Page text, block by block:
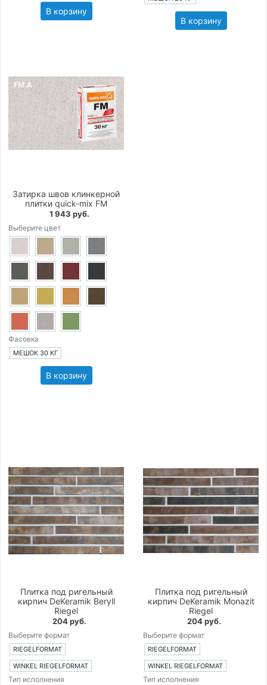
В корзину
В корзину
Затирка швов клинкерной
плитки quick-mix FM
1 943 руб.
Выберите цвет
Фасовка
МЕШОК 30 КГ
В корзину
Плитка под ригельный
кирпич DeKeramik Beryll
Riegel
204 руб.
Выберите формат
RIEGELFORMAT
WINKEL RIEGELFORMAT
Тип исполнения
Плитка под ригельный
кирпич DeKeramik Monazit
Riegel
204 руб.
Выберите формат
RIEGELFORMAT
WINKEL RIEGELFORMAT
Тип исполнения